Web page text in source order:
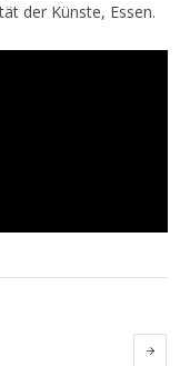
der Künste, Essen.